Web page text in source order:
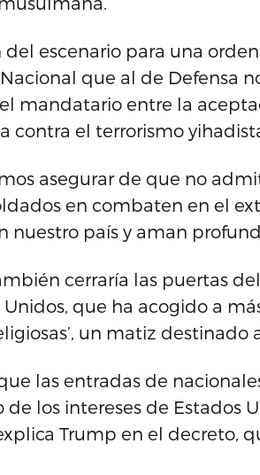
del escenario para una
que al de Defensa
mandatario entre la
contra el terrorismo
asegurar de que no
en combaten en el
nuestro país y aman
cerraría las puertas
que ha acogido a
un matiz
las entradas de
los intereses de Estados
Trump en el decreto,